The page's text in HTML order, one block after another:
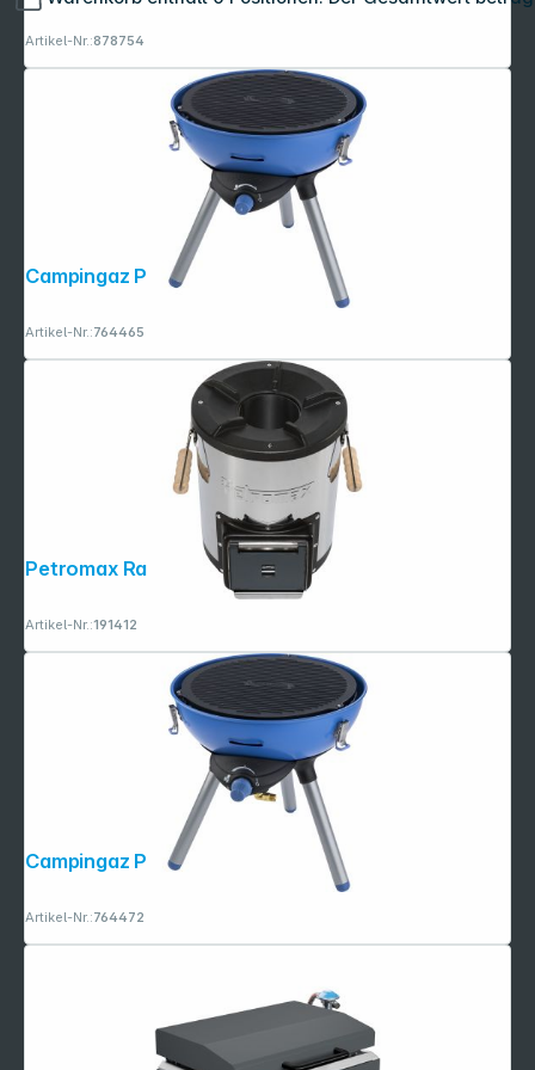
Artikel-Nr.:878754
Campingaz Party Grill 400 CV
Artikel-Nr.:764465
Petromax Raketenofen rf33
Artikel-Nr.:191412
Campingaz Party Grill 400 R
Artikel-Nr.:764472
Copyright © 2001 - 2026 dexxIT. Alle Rechte vorbehalten.